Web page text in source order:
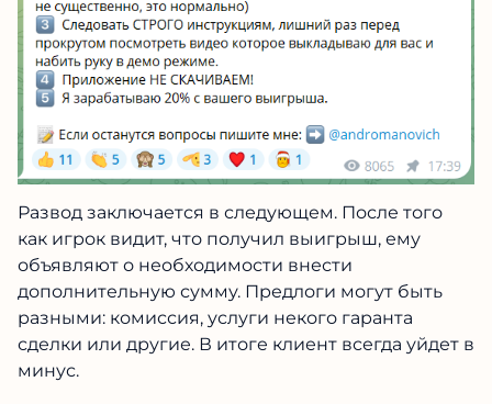
Развод заключается в следующем. После того
как игрок видит, что получил выигрыш, ему
объявляют о необходимости внести
дополнительную сумму. Предлоги могут быть
разными: комиссия, услуги некого гаранта
сделки или другие. В итоге клиент всегда уйдет в
минус.